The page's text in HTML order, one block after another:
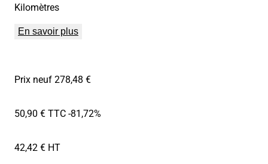
Kilomètres
En savoir plus
Prix neuf 278,48 €
50,90 € TTC-81,72%
42,42 € HT